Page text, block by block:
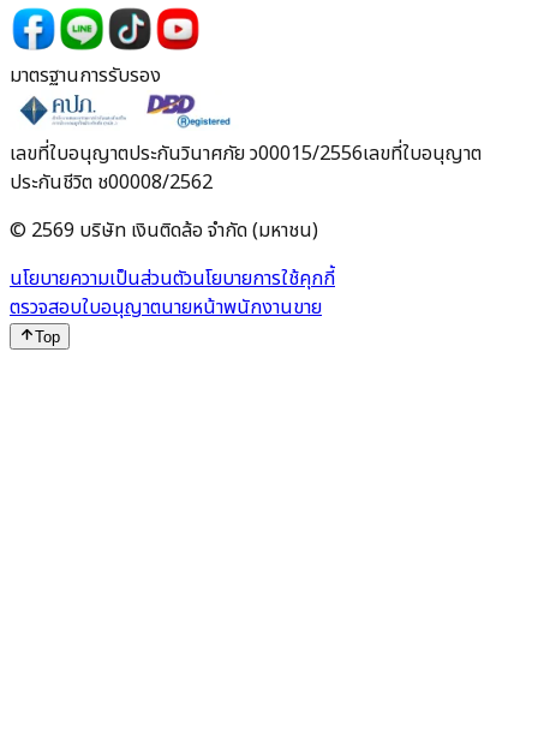
มาตรฐานการรับรอง
เลขที่ใบอนุญาตประกันวินาศภัย ว00015/2556เลขที่ใบอนุญาต
ประกันชีวิต ช00008/2562
© 2569 บริษัท เงินติดล้อ จำกัด (มหาชน)
นโยบายความเป็นส่วนตัวนโยบายการใช้คุกกี้
ตรวจสอบใบอนุญาตนายหน้าพนักงานขาย
Top